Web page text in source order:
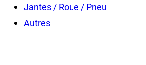
Jantes / Roue / Pneu
Autres